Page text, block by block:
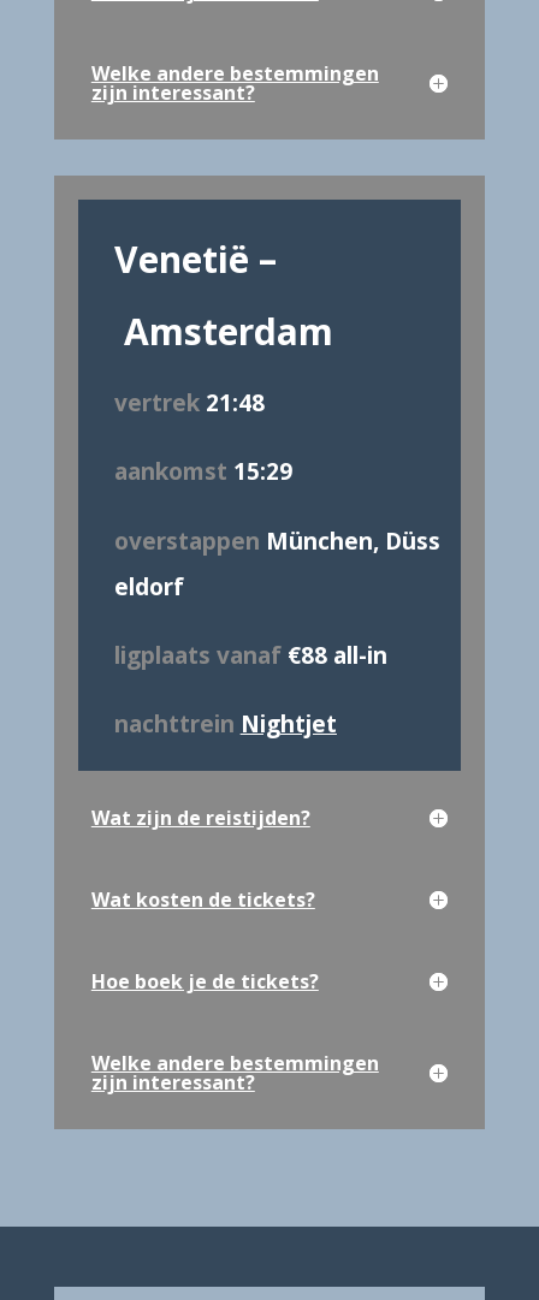
Welke andere bestemmingen
zijn interessant?
Venetië –
Amsterdam
vertrek 21:48
aankomst 15:29
overstappen München, Düss
eldorf
ligplaats vanaf€88 all-in
nachttrein Nightjet
Wat zijn de reistijden?
Wat kosten de tickets?
Hoe boek je de tickets?
Welke andere bestemmingen
zijn interessant?